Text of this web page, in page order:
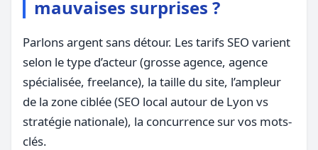
mauvaises surprises ?
Parlons argent sans détour. Les tarifs SEO varient
selon le type d’acteur (grosse agence, agence
spécialisée, freelance), la taille du site, l’ampleur
de la zone ciblée (SEO local autour de Lyon vs
stratégie nationale), la concurrence sur vos mots-
clés.